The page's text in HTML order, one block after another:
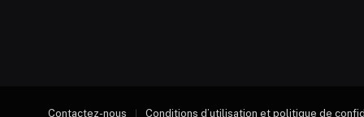
Contactez-nous Conditions d’utilisation et politique de